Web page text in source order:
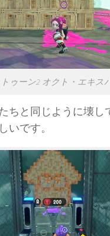
ゥーン2 オクト・エキス
ちと同じように壊し
いです。